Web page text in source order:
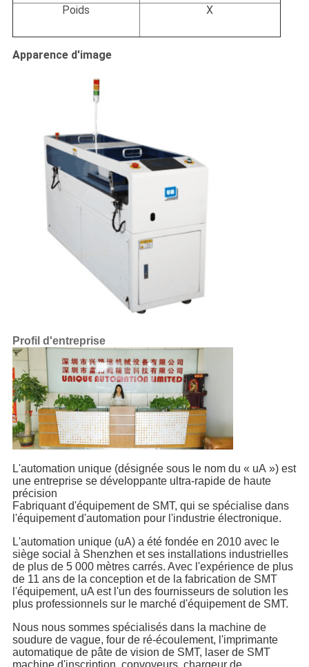
Poids
X
Apparence d'image
Profil d'entreprise
L'automation unique (désignée sous le nom du « uA ») est
une entreprise se développante ultra-rapide de haute
précision
Fabriquant d'équipement de SMT, qui se spécialise dans
l'équipement d'automation pour l'industrie électronique.
L'automation unique (uA) a été fondée en 2010 avec le
siège social à Shenzhen et ses installations industrielles
de plus de 5 000 mètres carrés. Avec l'expérience de plus
de 11 ans de la conception et de la fabrication de SMT
l'équipement, uA est l'un des fournisseurs de solution les
plus professionnels sur le marché d'équipement de SMT.
Nous nous sommes spécialisés dans la machine de
soudure de vague, four de ré-écoulement, l'imprimante
automatique de pâte de vision de SMT, laser de SMT